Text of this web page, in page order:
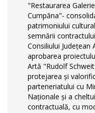
"Restaurarea
Cumpăna"-
patrimoniului
semnării
Consiliului Judeţean
aprobarea
Artă "Rudolf
protejarea şi
parteneriatului cu
Naţionale şi a
contractuală, cu